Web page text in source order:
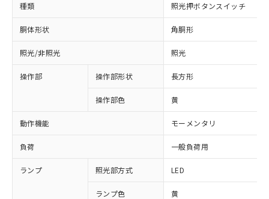
種類 照光押ボタンスイッチ
胴体形状 角胴形
照光/非照光 照光
操作部 操作部形状 長方形
操作部色 黄
動作機能 モーメンタリ
負荷 一般負荷用
ランプ 照光部方式 LED
ランプ色 黄